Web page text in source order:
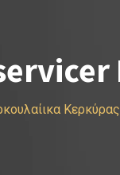
Κερκύρας